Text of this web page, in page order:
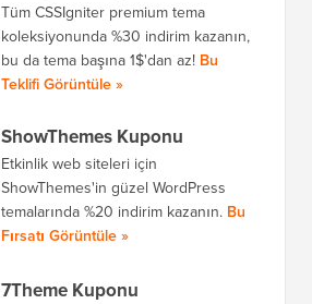
Tüm CSSIgniter premium tema
koleksiyonunda %30 indirim kazanın,
bu da tema başına 1$'dan az! Bu
Teklifi Görüntüle »
ShowThemes Kuponu
Etkinlik web siteleri için
ShowThemes'in güzel WordPress
temalarında %20 indirim kazanın. Bu
Fırsatı Görüntüle »
7Theme Kuponu